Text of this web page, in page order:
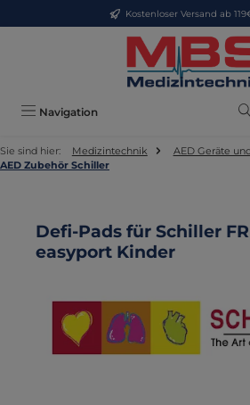
Zum Hauptinhalt springenKostenloser Versand ab
Navigation
Sie sind hier: Medizintechnik
AED Geräte
AED Zubehör Schiller
Defi-Pads für Schiller
easyport Kinder